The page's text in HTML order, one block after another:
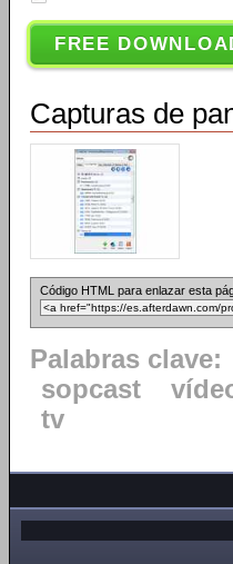
FREE
Capturas de
Código HTML para enlazar esta
Palabras clave:
sopcast
tv